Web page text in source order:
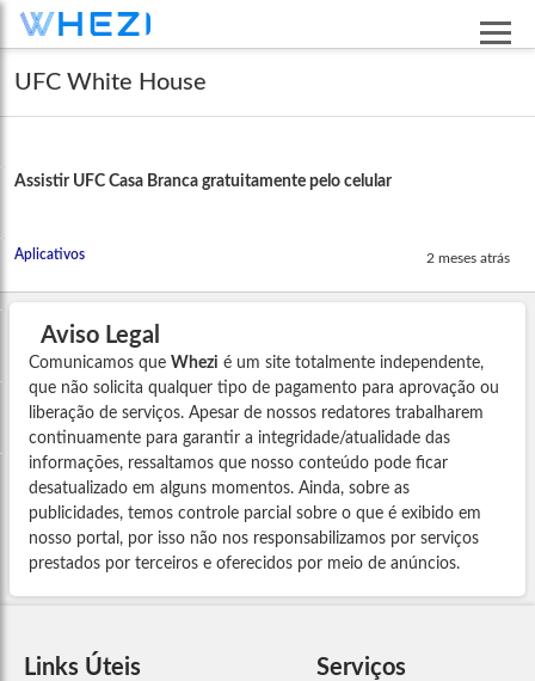
UFC White House
Assistir UFC Casa Branca gratuitamente pelo celular
Aplicativos 2 meses atrás
Aviso Legal
Comunicamos que Whezi é um site totalmente independente,
que não solicita qualquer tipo de pagamento para aprovação ou
liberação de serviços. Apesar de nossos redatores trabalharem
continuamente para garantir a integridade/atualidade das
informações, ressaltamos que nosso conteúdo pode ficar
desatualizado em alguns momentos. Ainda, sobre as
publicidades, temos controle parcial sobre o que é exibido em
nosso portal, por isso não nos responsabilizamos por serviços
prestados por terceiros e oferecidos por meio de anúncios.
Links Úteis Serviços